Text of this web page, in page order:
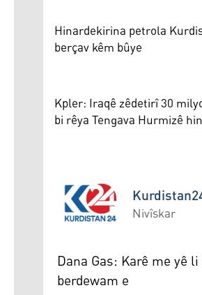
Hinardekirina petrola
berçav kêm bûye
Kpler: Iraqê zêdetirî 30
bi rêya Tengava Hurmizê
Nivîskar
Dana Gas: Karê me yê
berdewam e